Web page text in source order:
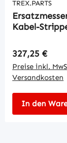
TREX.PARTS
Kabel-
Regulärer
327,25 €
Preise inkl.
Versandkosten
In den